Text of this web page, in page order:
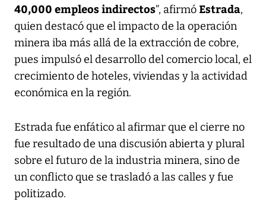
40,000 empleos indirectos”, afirmó Estrada,
quien destacó que el impacto de la operación
minera iba más allá de la extracción de cobre,
pues impulsó el desarrollo del comercio local, el
crecimiento de hoteles, viviendas y la actividad
económica en la región.
Estrada fue enfático al afirmar que el cierre no
fue resultado de una discusión abierta y plural
sobre el futuro de la industria minera, sino de
un conflicto que se trasladó a las calles y fue
politizado.